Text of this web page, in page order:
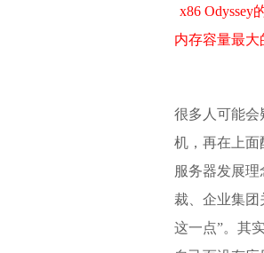
x86
内存容量最大
很多人可能
机，再在上面
服务器发展
裁、企业集团
这一点”。其